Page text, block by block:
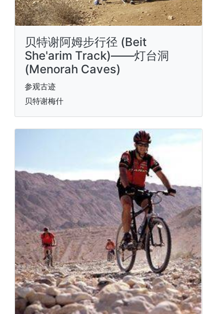
贝特谢阿姆步行径 (Beit
She'arim Track)——灯台洞
(Menorah Caves)
参观古迹
贝特谢梅什